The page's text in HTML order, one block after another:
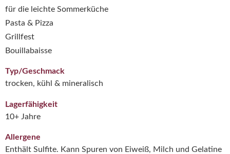
für die leichte Sommerküche
Pasta & Pizza
Grillfest
Bouillabaisse
Typ/Geschmack
trocken, kühl & mineralisch
Lagerfähigkeit
10+ Jahre
Allergene
Enthält Sulfite. Kann Spuren von Eiweiß, Milch und Gelatine